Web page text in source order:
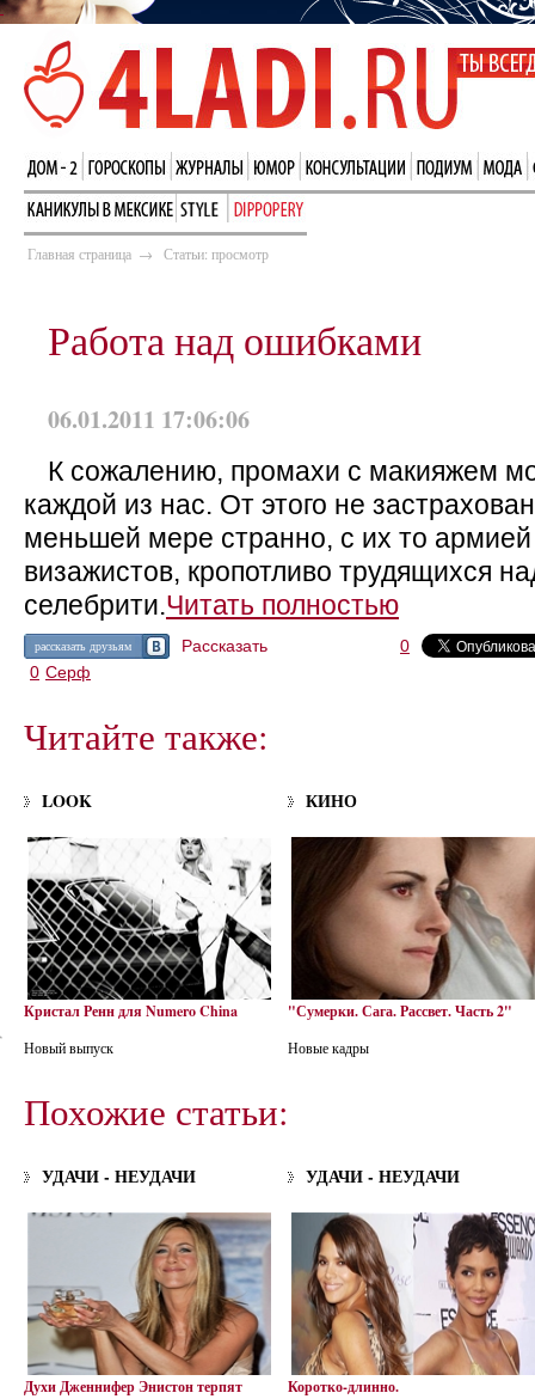
Главная страница → Статьи: просмотр
Работа над ошибками
06.01.2011 17:06:06
К сожалению, промахи с макияжем
каждой из нас. От этого не
меньшей мере странно, с их то армией
визажистов, кропотливо трудящихся
селебрити.Читать полностью
рассказать друзьям Рассказать
0
0 Серф
Читайте также:
LOOK
Кристал Ренн для Numero China
Новый выпуск
КИНО
"Сумерки. Сага. Рассвет. Часть 2"
Новые кадры
Похожие статьи:
УДАЧИ - НЕУДАЧИ
Духи Дженнифер Энистон терпят
УДАЧИ - НЕУДАЧИ
Коротко-длинно.